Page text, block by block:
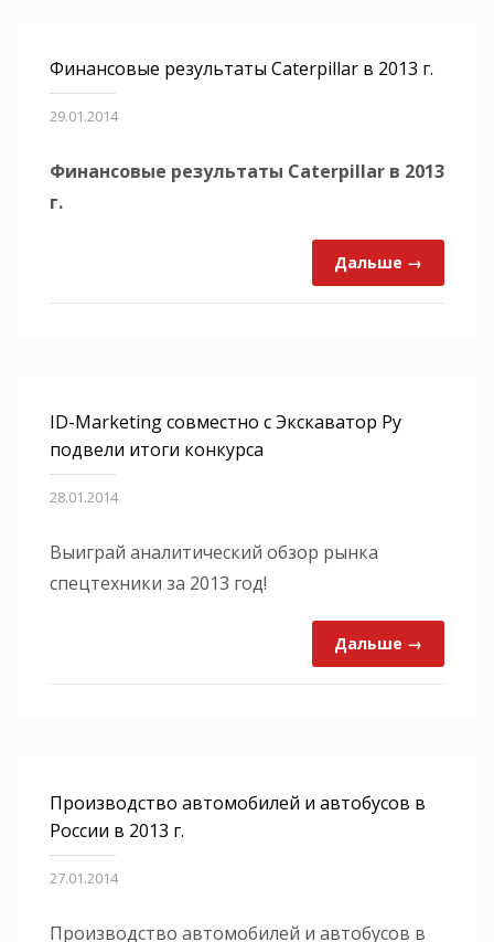
Финансовые результаты Caterpillar в 2013 г.
29.01.2014
Финансовые результаты Caterpillar в 2013
г.
Дальше →
ID-Marketing совместно с Экскаватор Ру
подвели итоги конкурса
28.01.2014
Выиграй аналитический обзор рынка
спецтехники за 2013 год!
Дальше →
Производство автомобилей и автобусов в
России в 2013 г.
27.01.2014
Производство автомобилей и автобусов в